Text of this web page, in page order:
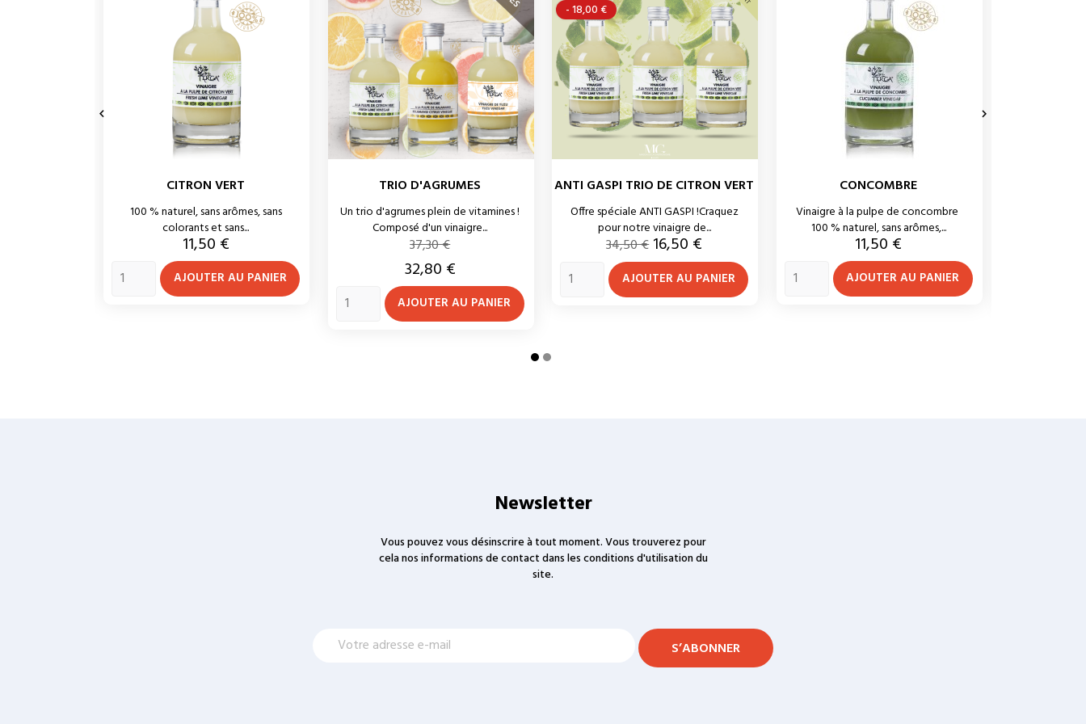
CITRON VERT
100 % naturel, sans arômes, sans
colorants et sans...
Prix
11,50 €
AJOUTER AU PANIER
TRIO D'AGRUMES
Un trio d'agrumes plein de vitamines !
Composé d'un vinaigre...
Prix de base
37,30 €
Prix
32,80 €
AJOUTER AU PANIER
ANTI GASPI TRIO DE CITRON VERT
Offre spéciale ANTI GASPI !Craquez
pour notre vinaigre de...
Prix de base
34,50 € Prix
16,50 €
AJOUTER AU PANIER
- 18,00 €
CONCOMBRE
Vinaigre à la pulpe de concombre
100 % naturel, sans arômes,...
Prix
11,50 €
AJOUTER AU PANIER
 
Newsletter
Vous pouvez vous désinscrire à tout moment. Vous trouverez pour
cela nos informations de contact dans les conditions d'utilisation du
site.